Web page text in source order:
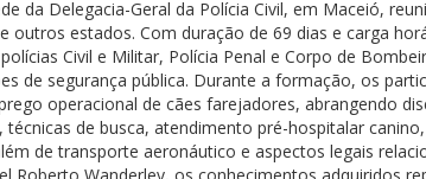
da Delegacia-Geral da Polícia Civil, em Maceió,
outros estados. Com duração de 69 dias e carga
Civil e Militar, Polícia Penal e Corpo de
de segurança pública. Durante a formação, os
operacional de cães farejadores, abrangendo
de busca, atendimento pré-hospitalar
de transporte aeronáutico e aspectos legais